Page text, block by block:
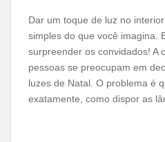
Dar um toque de luz no
simples do que você imagina.
surpreender os convidados! A
pessoas se preocupam em
luzes de Natal. O problema é
exatamente, como dispor as